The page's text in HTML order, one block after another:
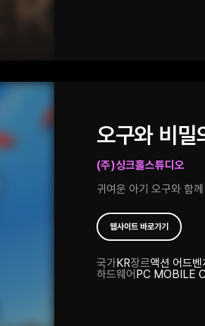
오구와 비밀
(주)싱크홀스튜디오
귀여운 아기 오구와 함
웹사이트 바로가기
국가KR장르액션 어드
하드웨어 PC MOBILE